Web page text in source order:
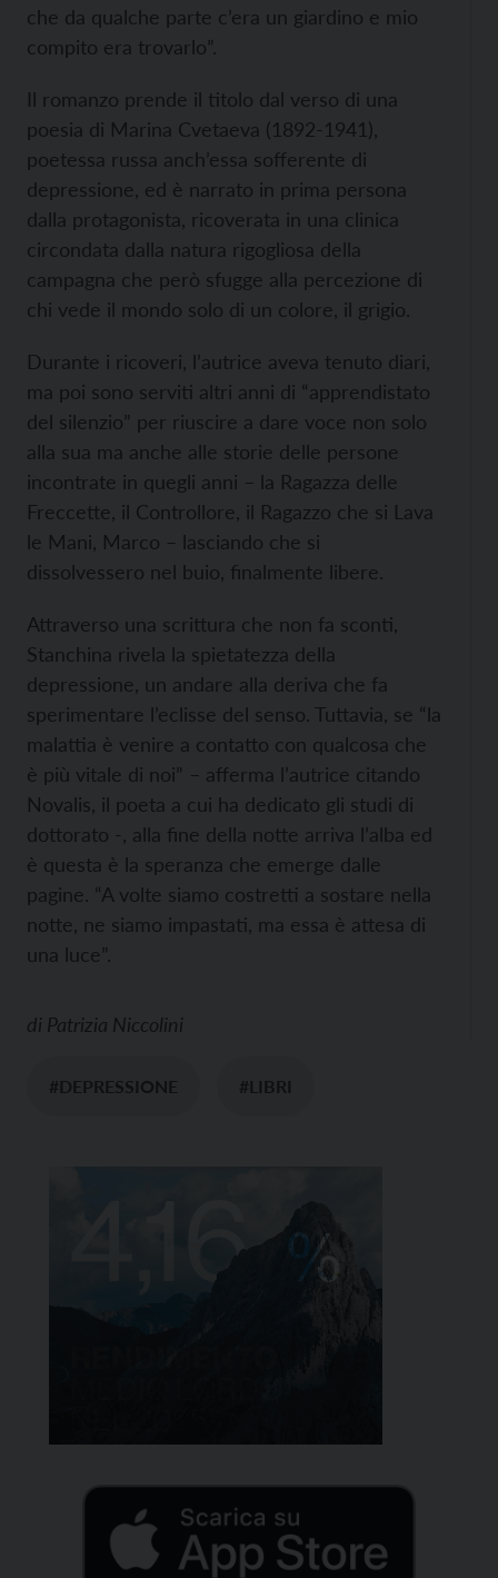
che da qualche parte c’era un giardino e mio
compito era trovarlo”.
Il romanzo prende il titolo dal verso di una
poesia di Marina Cvetaeva (1892-1941),
poetessa russa anch’essa sofferente di
depressione, ed è narrato in prima persona
dalla protagonista, ricoverata in una clinica
circondata dalla natura rigogliosa della
campagna che però sfugge alla percezione di
chi vede il mondo solo di un colore, il grigio.
Durante i ricoveri, l’autrice aveva tenuto diari,
ma poi sono serviti altri anni di “apprendistato
del silenzio” per riuscire a dare voce non solo
alla sua ma anche alle storie delle persone
incontrate in quegli anni – la Ragazza delle
Freccette, il Controllore, il Ragazzo che si Lava
le Mani, Marco – lasciando che si
dissolvessero nel buio, finalmente libere.
Attraverso una scrittura che non fa sconti,
Stanchina rivela la spietatezza della
depressione, un andare alla deriva che fa
sperimentare l’eclisse del senso. Tuttavia, se “la
malattia è venire a contatto con qualcosa che
è più vitale di noi” – afferma l’autrice citando
Novalis, il poeta a cui ha dedicato gli studi di
dottorato -, alla fine della notte arriva l’alba ed
è questa è la speranza che emerge dalle
pagine. “A volte siamo costretti a sostare nella
notte, ne siamo impastati, ma essa è attesa di
una luce”.
di Patrizia Niccolini
#DEPRESSIONE #LIBRI